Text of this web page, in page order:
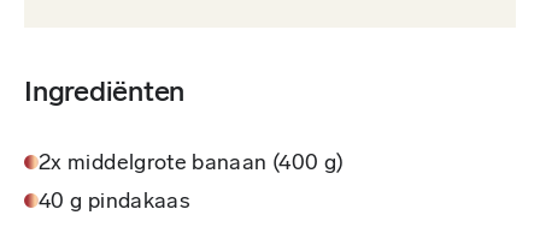
Ingrediënten
2x middelgrote banaan (400 g)
40 g pindakaas